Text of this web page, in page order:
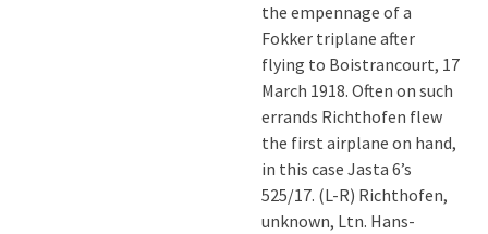
the empennage of a
Fokker triplane after
flying to Boistrancourt, 17
March 1918. Often on such
errands Richthofen flew
the first airplane on hand,
in this case Jasta 6’s
525/17. (L-R) Richthofen,
unknown, Ltn. Hans-